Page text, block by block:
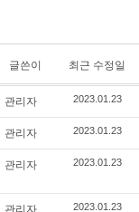
글쓴이 최근 수정일
관리자 2023.01.23
관리자 2023.01.23
관리자 2023.01.23
관리자 2023.01.23